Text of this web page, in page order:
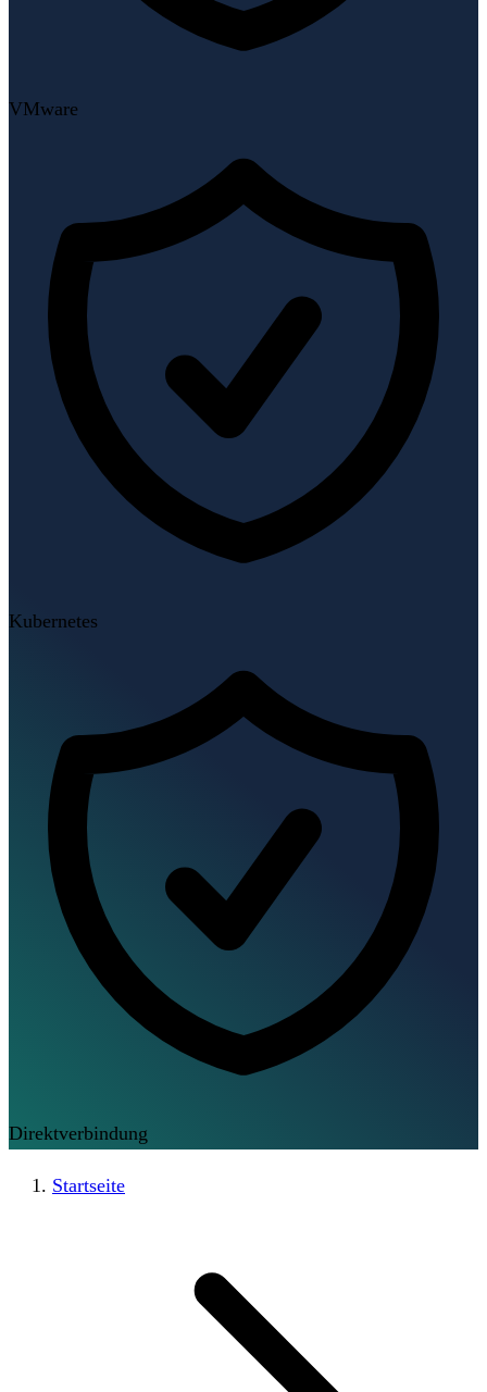
VMware
Kubernetes
Direktverbindung
Startseite